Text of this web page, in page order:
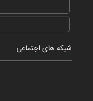
شبکه های اجتماعی